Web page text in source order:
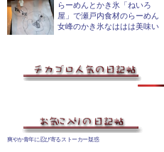
らーめんとかき氷「ねいろ
屋」で瀬戸内食材のらーめん
女峰のかき氷なははは美味い
爽やか青年に忍び寄るストーカー疑惑